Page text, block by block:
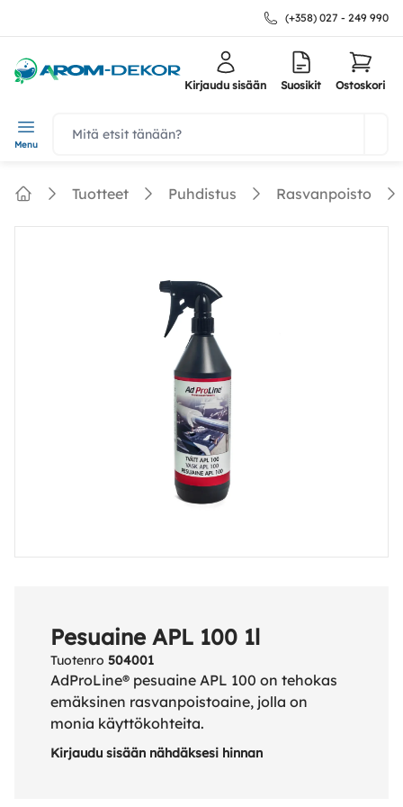
(+358) 027 - 249 990
Menu
Kirjaudu sisään Suosikit Ostoskori
Tuotteet Puhdistus Rasvanpoisto
Pesuaine APL 100 1l
Tuotenro 504001
AdProLine® pesuaine APL 100 on tehokas
emäksinen rasvanpoistoaine, jolla on
monia käyttökohteita.
Kirjaudu sisään nähdäksesi hinnan